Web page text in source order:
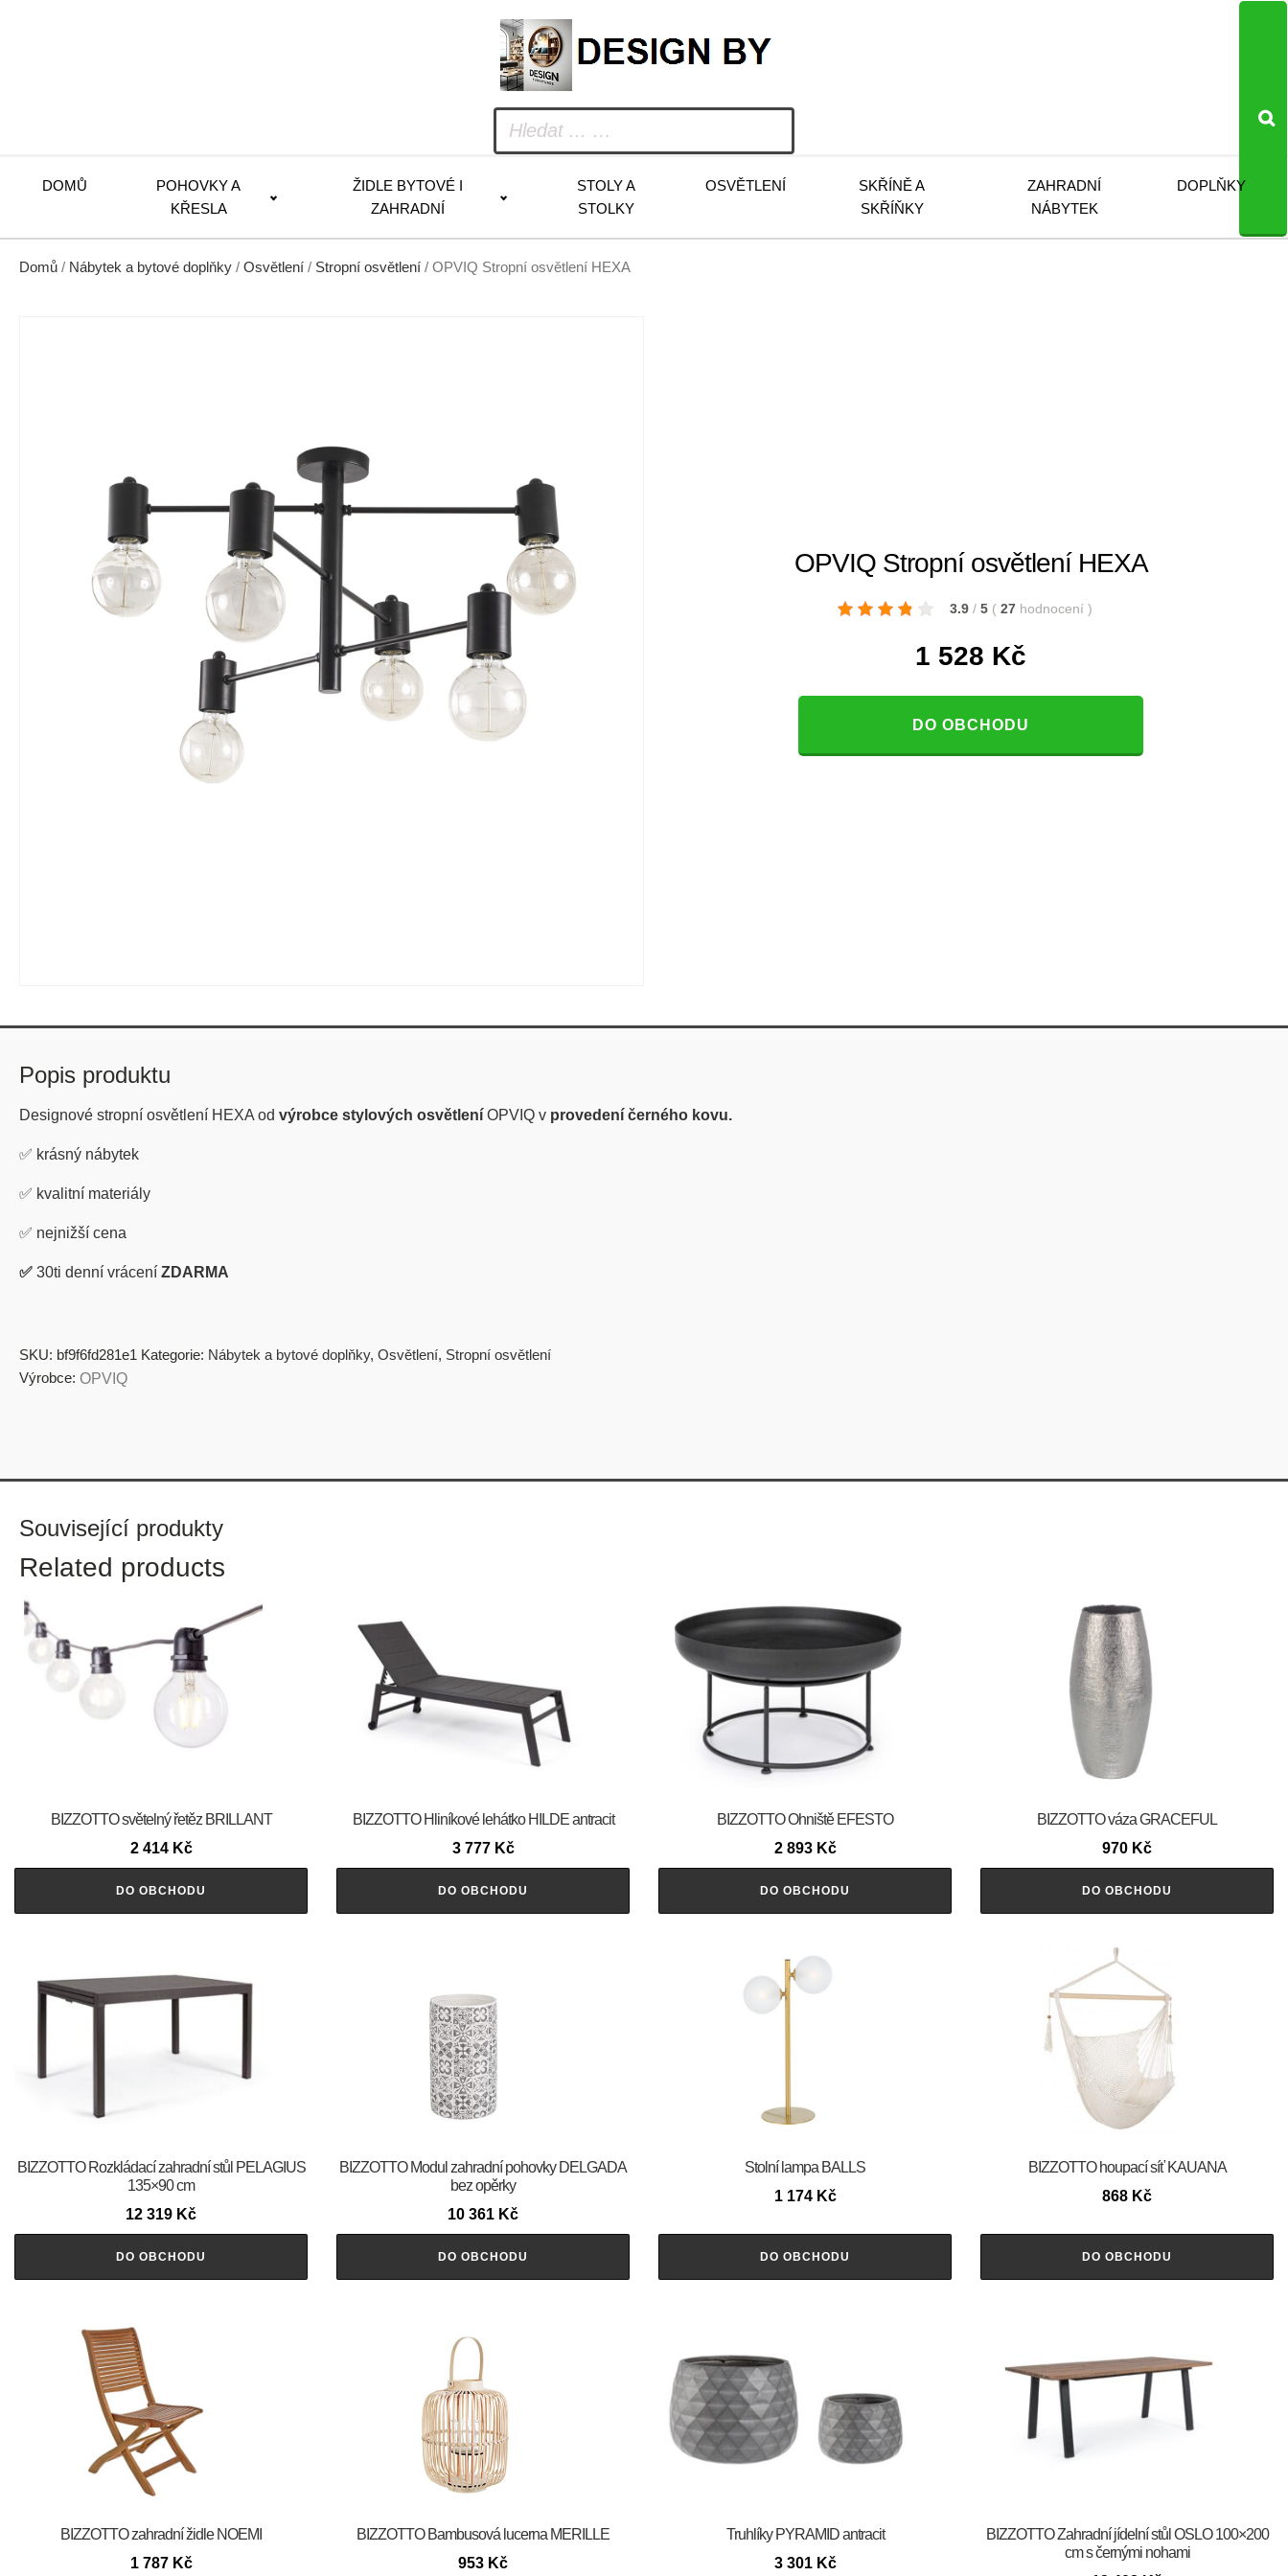
DOMŮ
POHOVKY A
KŘESLA
ŽIDLE BYTOVÉ I
ZAHRADNÍ
STOLY A
STOLKY
OSVĚTLENÍ
SKŘÍNĚ A
SKŘÍŇKY
ZAHRADNÍ
NÁBYTEK
DOPLŇKY
Domů / Nábytek a bytové doplňky / Osvětlení / Stropní osvětlení / OPVIQ Stropní osvětlení HEXA
OPVIQ Stropní osvětlení HEXA
3.9 / 5 ( 27 hodnocení )
1 528 Kč
DO OBCHODU
Popis produktu
Designové stropní osvětlení HEXA od výrobce stylových osvětlení OPVIQ v provedení černého kovu.
✅ krásný nábytek
✅ kvalitní materiály
✅ nejnižší cena
✅ 30ti denní vrácení ZDARMA
SKU: bf9f6fd281e1 Kategorie: Nábytek a bytové doplňky, Osvětlení, Stropní osvětlení
Výrobce: OPVIQ
Související produkty
Related products
BIZZOTTO světelný řetěz BRILLANT
2 414 Kč
DO OBCHODU
BIZZOTTO Hliníkové lehátko HILDE antracit
3 777 Kč
DO OBCHODU
BIZZOTTO Ohniště EFESTO
2 893 Kč
DO OBCHODU
BIZZOTTO váza GRACEFUL
970 Kč
DO OBCHODU
BIZZOTTO Rozkládací zahradní stůl PELAGIUS
135×90 cm
12 319 Kč
DO OBCHODU
BIZZOTTO Modul zahradní pohovky DELGADA
bez opěrky
10 361 Kč
DO OBCHODU
Stolní lampa BALLS
1 174 Kč
DO OBCHODU
BIZZOTTO houpací síť KAUANA
868 Kč
DO OBCHODU
BIZZOTTO zahradní židle NOEMI
1 787 Kč
BIZZOTTO Bambusová lucerna MERILLE
953 Kč
Truhlíky PYRAMID antracit
3 301 Kč
BIZZOTTO Zahradní jídelní stůl OSLO 100×200
cm s černými nohami